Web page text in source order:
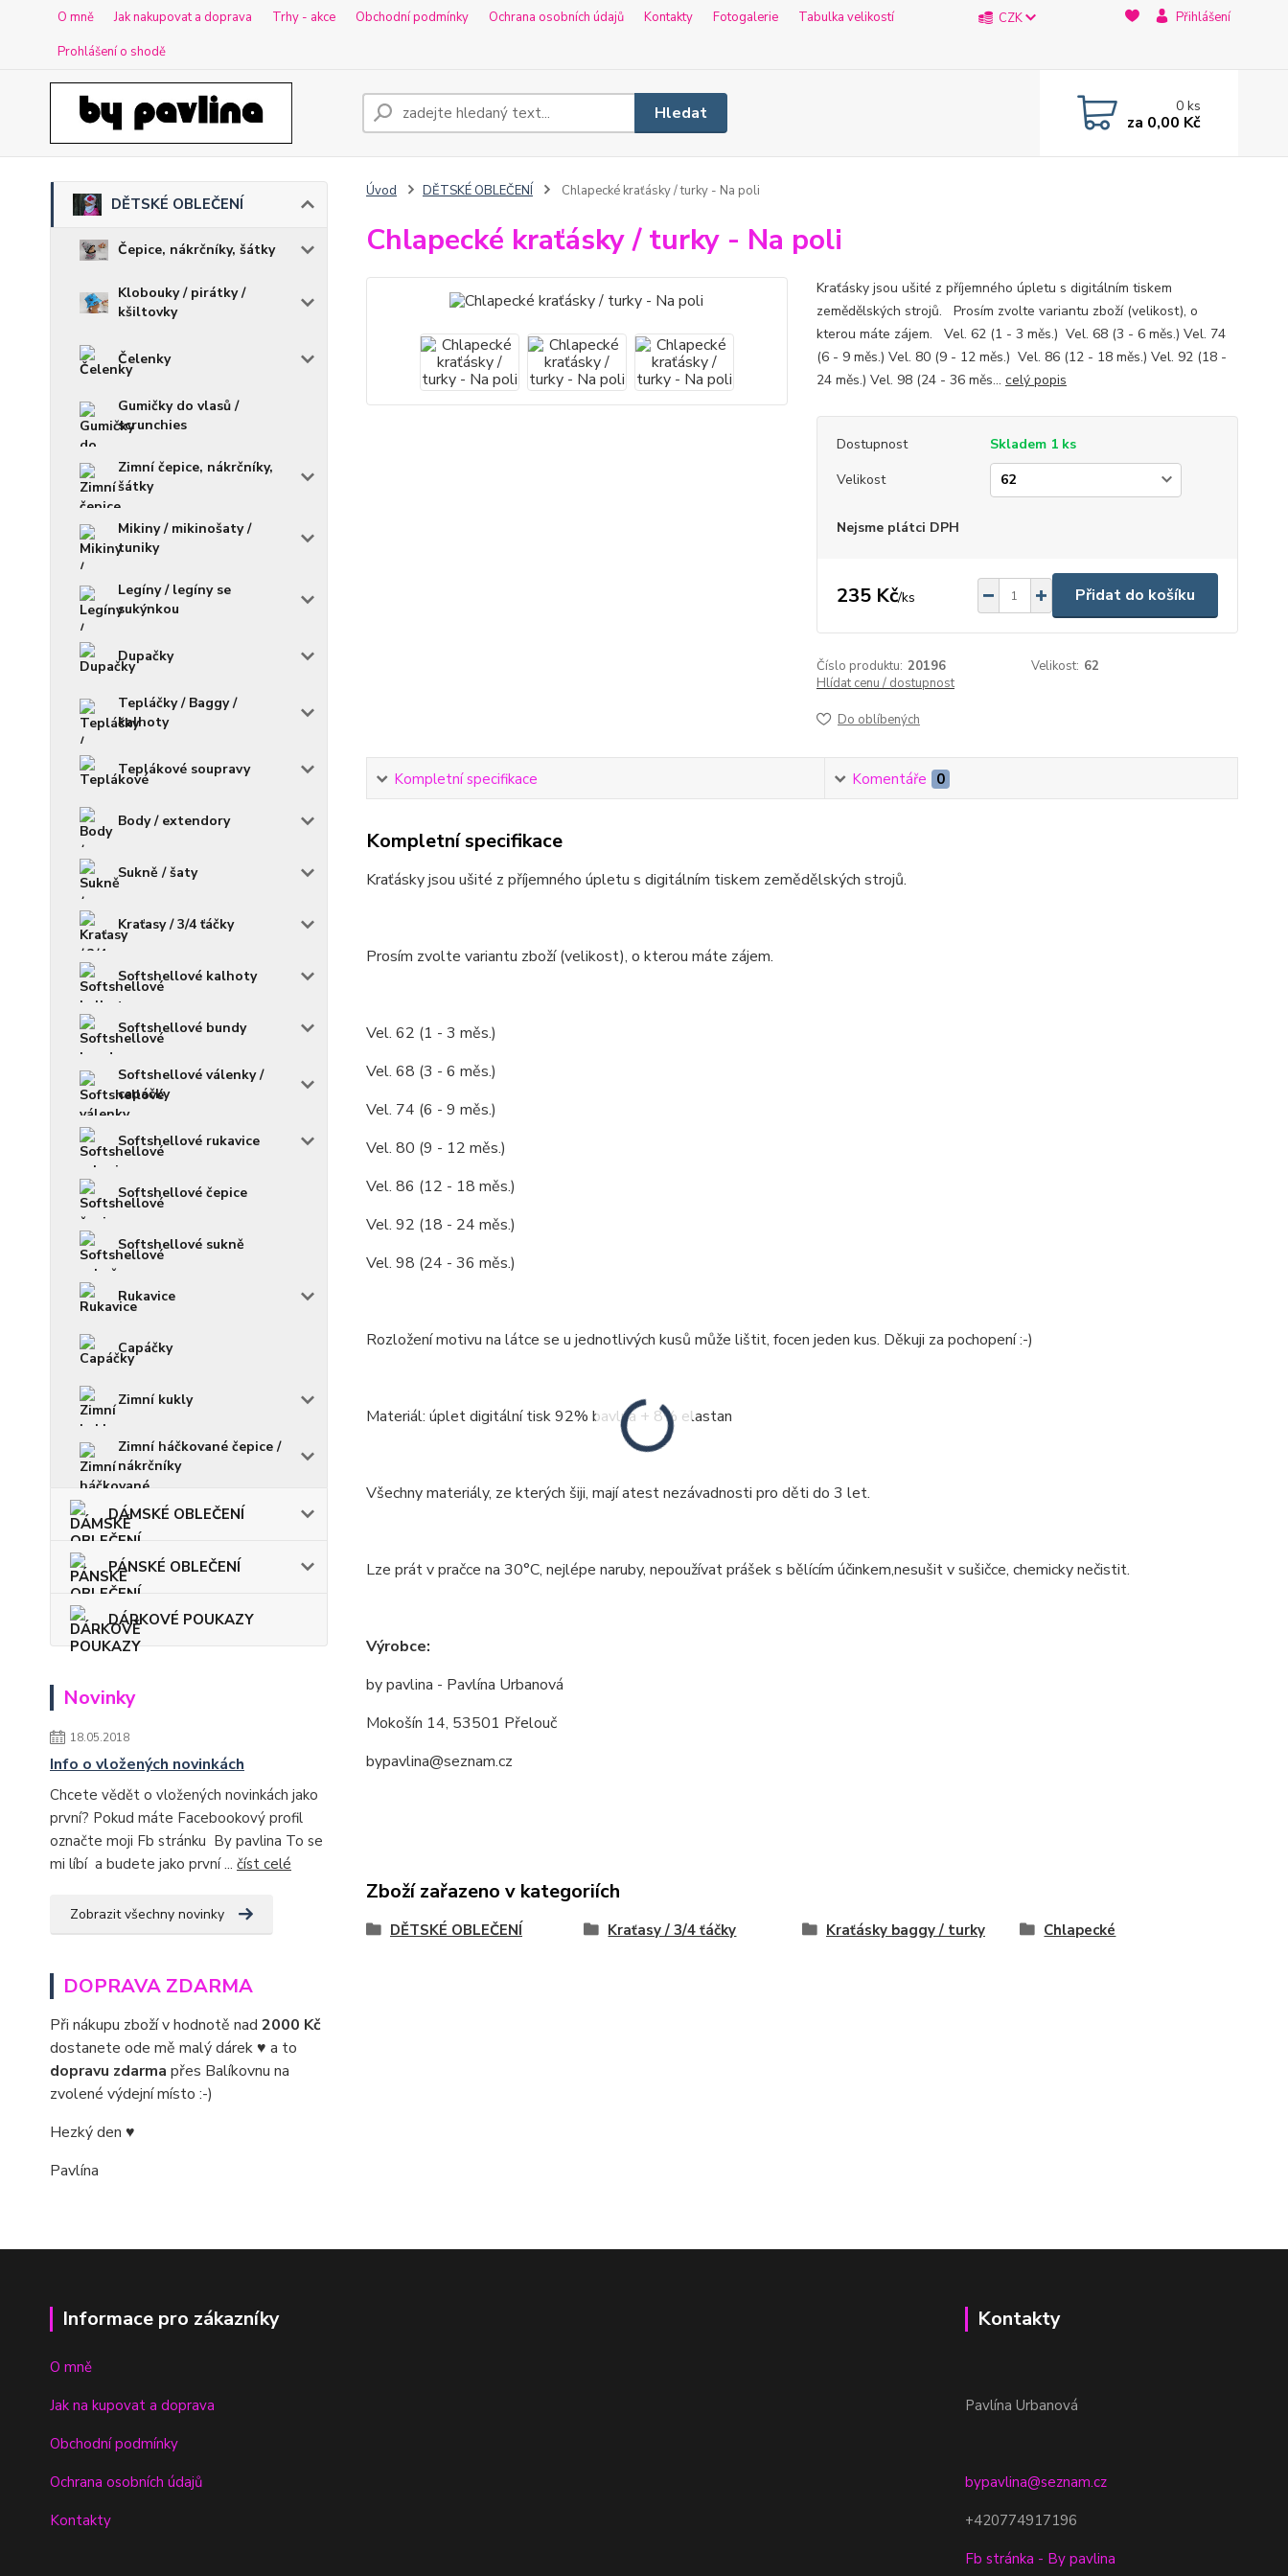
O mně Jak nakupovat a doprava Trhy - akce Obchodní podmínky Ochrana osobních údajů Kontakty Fotogalerie
Tabulka velikostí
Prohlášení o shodě
CZK Přihlášení
Hledat 0ks
za 0,00 Kč
DĚTSKÉ OBLEČENÍ
Čepice, nákrčníky, šátky
Klobouky / pirátky /
kšiltovky
Čelenky
Gumičky do vlasů /
scrunchies
Zimní čepice, nákrčníky,
šátky
Mikiny / mikinošaty /
tuniky
Legíny / legíny se
sukýnkou
Dupačky
Tepláčky / Baggy /
kalhoty
Teplákové soupravy
Body / extendory
Sukně / šaty
Kraťasy / 3/4 ťáčky
Softshellové kalhoty
Softshellové bundy
Softshellové válenky /
capáčky
Softshellové rukavice
Softshellové čepice
Softshellové sukně
Rukavice
Capáčky
Zimní kukly
Zimní háčkované čepice /
nákrčníky
DÁMSKÉ OBLEČENÍ
PÁNSKÉ OBLEČENÍ
DÁRKOVÉ POUKAZY
Novinky
18.05.2018
Info o vložených novinkách
Chcete vědět o vložených novinkách jako
první? Pokud máte Facebookový profil
označte moji Fb stránku By pavlina To se
mi líbí a budete jako první ... číst celé
Zobrazit všechny novinky
DOPRAVA ZDARMA
Při nákupu zboží v hodnotě nad 2000 Kč
dostanete ode mě malý dárek ♥ a to
dopravu zdarma přes Balíkovnu na
zvolené výdejní místo :-)
Hezký den ♥
Pavlína
Úvod DĚTSKÉ OBLEČENÍ Chlapecké kraťásky / turky - Na poli
Chlapecké kraťásky / turky - Na poli
Kraťásky jsou ušité z příjemného úpletu s digitálním tiskem
zemědělských strojů. Prosím zvolte variantu zboží (velikost), o
kterou máte zájem. Vel. 62 (1 - 3 měs.) Vel. 68 (3 - 6 měs.) Vel. 74
(6 - 9 měs.) Vel. 80 (9 - 12 měs.) Vel. 86 (12 - 18 měs.) Vel. 92 (18 -
24 měs.) Vel. 98 (24 - 36 měs... celý popis
Dostupnost
Skladem 1 ks
Velikost
Nejsme plátci DPH
235 Kč/ks Přidat do košíku
Číslo produktu: 20196 Velikost: 62
Hlídat cenu / dostupnost
Do oblíbených
Kompletní specifikace Komentáře 0
Kompletní specifikace
Kraťásky jsou ušité z příjemného úpletu s digitálním tiskem zemědělských strojů.
Prosím zvolte variantu zboží (velikost), o kterou máte zájem.
Vel. 62 (1 - 3 měs.)
Vel. 68 (3 - 6 měs.)
Vel. 74 (6 - 9 měs.)
Vel. 80 (9 - 12 měs.)
Vel. 86 (12 - 18 měs.)
Vel. 92 (18 - 24 měs.)
Vel. 98 (24 - 36 měs.)
Rozložení motivu na látce se u jednotlivých kusů může lištit, focen jeden kus. Děkuji za pochopení :-)
Materiál: úplet digitální tisk 92% bavlna + 8% elastan
Všechny materiály, ze kterých šiji, mají atest nezávadnosti pro děti do 3 let.
Lze prát v pračce na 30°C, nejlépe naruby, nepoužívat prášek s bělícím účinkem,nesušit v sušičce, chemicky nečistit.
Výrobce:
by pavlina - Pavlína Urbanová
Mokošín 14, 53501 Přelouč
bypavlina@seznam.cz
Zboží zařazeno v kategoriích
DĚTSKÉ OBLEČENÍ Kraťasy / 3/4 ťáčky Kraťásky baggy / turky Chlapecké
Informace pro zákazníky
O mně
Jak na kupovat a doprava
Obchodní podmínky
Ochrana osobních údajů
Kontakty
Kontakty
Pavlína Urbanová
bypavlina@seznam.cz
+420774917196
Fb stránka - By pavlina